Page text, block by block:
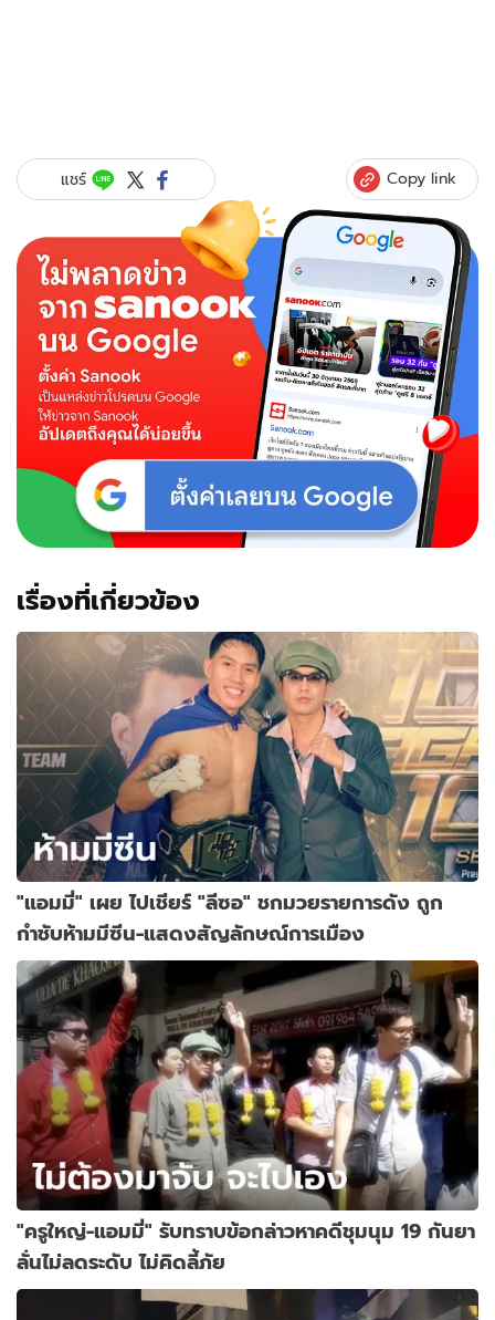
แชร์ Copy link
เรื่องที่เกี่ยวข้อง
"แอมมี่" เผย ไปเชียร์ "ลีซอ" ชกมวยรายการดัง ถูก
กำชับห้ามมีซีน-แสดงสัญลักษณ์การเมือง
"ครูใหญ่-แอมมี่" รับทราบข้อกล่าวหาคดีชุมนุม 19 กันยา
ลั่นไม่ลดระดับ ไม่คิดลี้ภัย